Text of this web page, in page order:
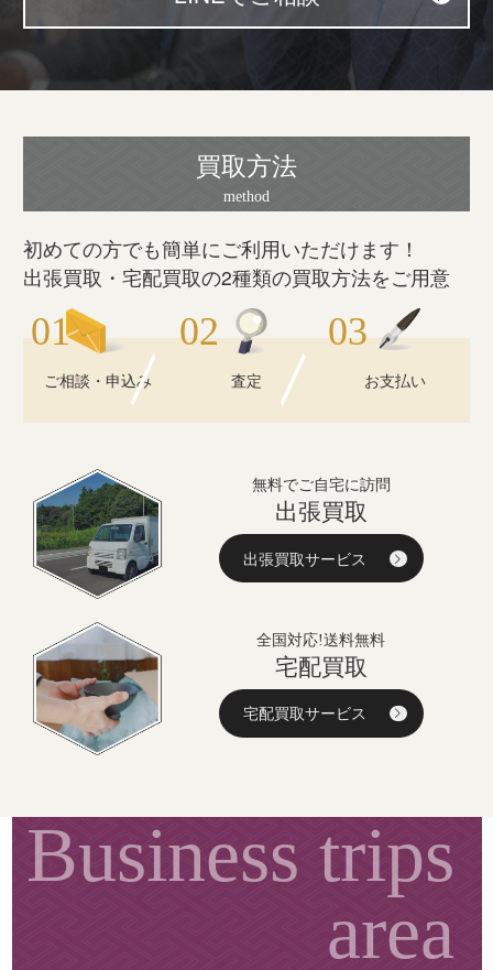
買取方法
初めての方でも簡単にご利用いただけます！
出張買取・宅配買取の2種類の買取方法をご用意
ご相談・申込み 査定 お支払い
無料でご自宅に訪問
出張買取
出張買取サービス
全国対応!送料無料
宅配買取
宅配買取サービス